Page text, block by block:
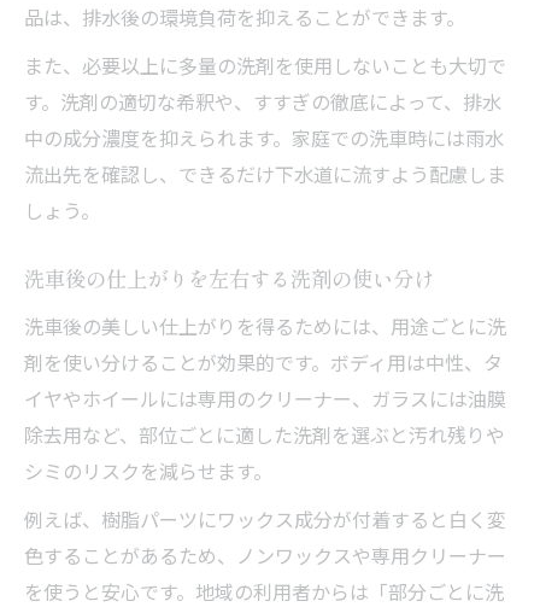
品は、排水後の環境負荷を抑えることができます。
また、必要以上に多量の洗剤を使用しないことも大切で
す。洗剤の適切な希釈や、すすぎの徹底によって、排水
中の成分濃度を抑えられます。家庭での洗車時には雨水
流出先を確認し、できるだけ下水道に流すよう配慮しま
しょう。
洗車後の仕上がりを左右する洗剤の使い分け
洗車後の美しい仕上がりを得るためには、用途ごとに洗
剤を使い分けることが効果的です。ボディ用は中性、タ
イヤやホイールには専用のクリーナー、ガラスには油膜
除去用など、部位ごとに適した洗剤を選ぶと汚れ残りや
シミのリスクを減らせます。
例えば、樹脂パーツにワックス成分が付着すると白く変
色することがあるため、ノンワックスや専用クリーナー
を使うと安心です。地域の利用者からは「部分ごとに洗